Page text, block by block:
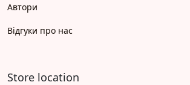
Автори
Відгуки про нас
Store location